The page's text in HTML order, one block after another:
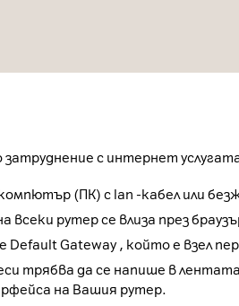
затруднение с интернет
(ПК) с lan -кабел или
рутер се влиза през
Default Gateway , който е взел
трябва да се напише в
на Вашия рутер.